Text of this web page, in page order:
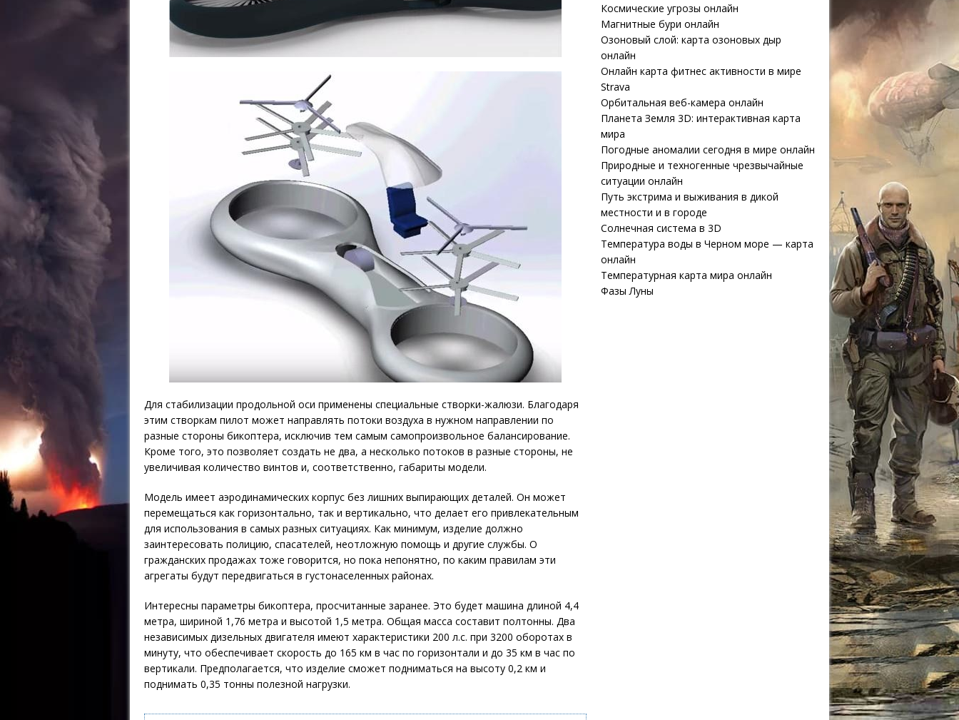
Для стабилизации продольной оси применены специальные створки-жалюзи. Благодаря
этим створкам пилот может направлять потоки воздуха в нужном направлении по
разные стороны бикоптера, исключив тем самым самопроизвольное балансирование.
Кроме того, это позволяет создать не два, а несколько потоков в разные стороны, не
увеличивая количество винтов и, соответственно, габариты модели.
Модель имеет аэродинамических корпус без лишних выпирающих деталей. Он может
перемещаться как горизонтально, так и вертикально, что делает его привлекательным
для использования в самых разных ситуациях. Как минимум, изделие должно
заинтересовать полицию, спасателей, неотложную помощь и другие службы. О
гражданских продажах тоже говорится, но пока непонятно, по каким правилам эти
агрегаты будут передвигаться в густонаселенных районах.
Интересны параметры бикоптера, просчитанные заранее. Это будет машина длиной 4,4
метра, шириной 1,76 метра и высотой 1,5 метра. Общая масса составит полтонны. Два
независимых дизельных двигателя имеют характеристики 200 л.с. при 3200 оборотах в
минуту, что обеспечивает скорость до 165 км в час по горизонтали и до 35 км в час по
вертикали. Предполагается, что изделие сможет подниматься на высоту 0,2 км и
поднимать 0,35 тонны полезной нагрузки.
Космические угрозы онлайн
Магнитные бури онлайн
Озоновый слой: карта озоновых дыр
онлайн
Онлайн карта фитнес активности в мире
Strava
Орбитальная веб-камера онлайн
Планета Земля 3D: интерактивная карта
мира
Погодные аномалии сегодня в мире онлайн
Природные и техногенные чрезвычайные
ситуации онлайн
Путь экстрима и выживания в дикой
местности и в городе
Солнечная система в 3D
Температура воды в Черном море — карта
онлайн
Температурная карта мира онлайн
Фазы Луны